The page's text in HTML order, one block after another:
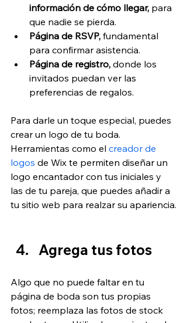
información de cómo llegar, para
que nadie se pierda.
Página de RSVP, fundamental
para confirmar asistencia.
Página de registro, donde los
invitados puedan ver las
preferencias de regalos.
Para darle un toque especial, puedes
crear un logo de tu boda.
Herramientas como el creador de
logos de Wix te permiten diseñar un
logo encantador con tus iniciales y
las de tu pareja, que puedes añadir a
tu sitio web para realzar su apariencia.
Agrega tus fotos
Algo que no puede faltar en tu
página de boda son tus propias
fotos; reemplaza las fotos de stock